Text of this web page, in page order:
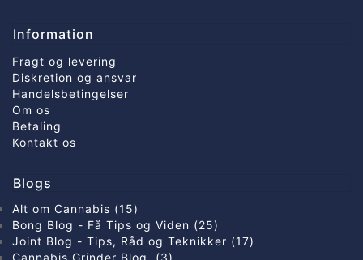
Information
Fragt og levering
Diskretion og ansvar
Handelsbetingelser
Om os
Betaling
Kontakt os
Blogs
Alt om Cannabis (15)
Bong Blog - Få Tips og Viden (25)
Joint Blog - Tips, Råd og Teknikker (17)
Cannabis Grinder Blog (3)